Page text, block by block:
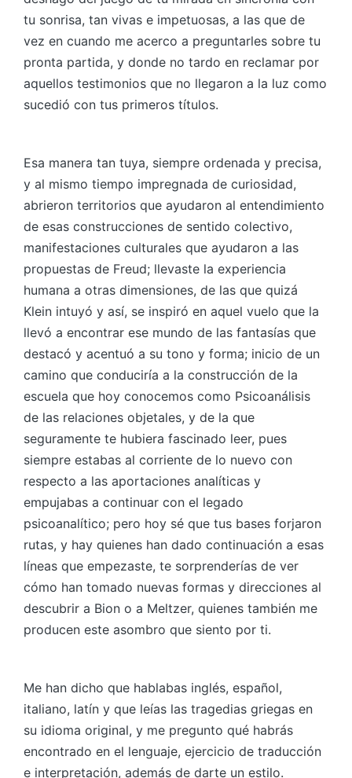
tu sonrisa, tan vivas e impetuosas, a las que de
vez en cuando me acerco a preguntarles sobre tu
pronta partida, y donde no tardo en reclamar por
aquellos testimonios que no llegaron a la luz como
sucedió con tus primeros títulos.
Esa manera tan tuya, siempre ordenada y precisa,
y al mismo tiempo impregnada de curiosidad,
abrieron territorios que ayudaron al entendimiento
de esas construcciones de sentido colectivo,
manifestaciones culturales que ayudaron a las
propuestas de Freud; llevaste la experiencia
humana a otras dimensiones, de las que quizá
Klein intuyó y así, se inspiró en aquel vuelo que la
llevó a encontrar ese mundo de las fantasías que
destacó y acentuó a su tono y forma; inicio de un
camino que conduciría a la construcción de la
escuela que hoy conocemos como Psicoanálisis
de las relaciones objetales, y de la que
seguramente te hubiera fascinado leer, pues
siempre estabas al corriente de lo nuevo con
respecto a las aportaciones analíticas y
empujabas a continuar con el legado
psicoanalítico; pero hoy sé que tus bases forjaron
rutas, y hay quienes han dado continuación a esas
líneas que empezaste, te sorprenderías de ver
cómo han tomado nuevas formas y direcciones al
descubrir a Bion o a Meltzer, quienes también me
producen este asombro que siento por ti.
Me han dicho que hablabas inglés, español,
italiano, latín y que leías las tragedias griegas en
su idioma original, y me pregunto qué habrás
encontrado en el lenguaje, ejercicio de traducción
e interpretación, además de darte un estilo.